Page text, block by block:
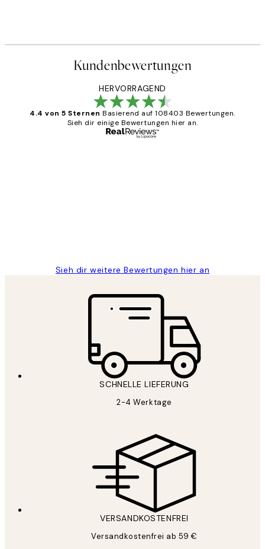
Kundenbewertungen
HERVORRAGEND
4.4 von 5 Sternen Basierend auf 108403 Bewertungen.
Sieh dir einige Bewertungen hier an.
Sieh dir weitere Bewertungen hier an
SCHNELLE LIEFERUNG
2-4 Werktage
VERSANDKOSTENFREI
Versandkostenfrei ab 59 €